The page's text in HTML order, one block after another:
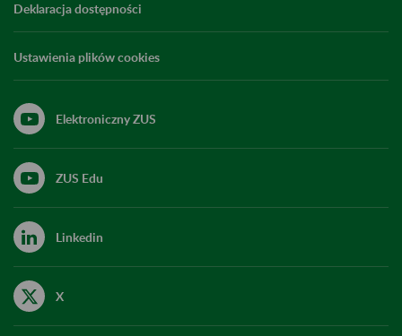
Deklaracja dostępności
Ustawienia plików cookies
Elektroniczny ZUS
ZUS Edu
Linkedin
X